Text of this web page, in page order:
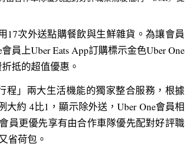
17次外送點購餐飲與生鮮雜貨。為讓會員
員上Uber Eats App訂購標示金色Uber One
抵的超值優惠。
程」兩大生活機能的獨家整合服務，根據
大約 4比1，顯示除外送，Uber One會員相
員更優先享有由合作車隊優先配對好評職
省荷包。